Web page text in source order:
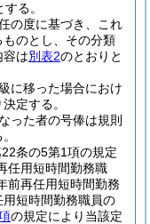
る。
の度に基づき、これ
のとし、その分類
容は別表2のとおりと
に移った場合におけ
定する。
った者の号俸は規則
条の5第1項の規定
任用短時間勤務職
前再任用短時間勤務
短時間勤務職員の
の規定により当該定